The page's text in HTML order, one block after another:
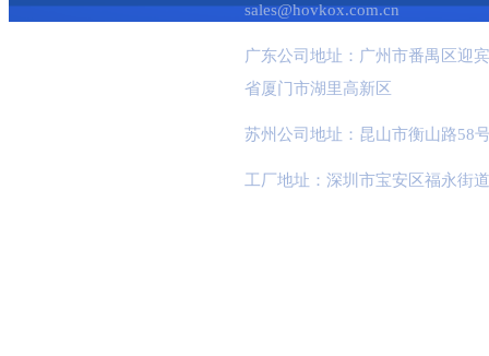
sales@hovkox.com.cn
广东公司地址：广州市番禺区迎
省厦门市湖里高新区
苏州公司地址：昆山市衡山路58
工厂地址：深圳市宝安区福永街